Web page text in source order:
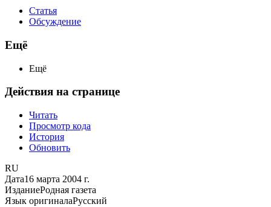
Статья
Обсуждение
Ещё
Ещё
Действия на странице
Читать
Просмотр кода
История
Обновить
RU
Дата16 марта 2004 г.
ИзданиеРодная газета
Язык оригиналаРусский